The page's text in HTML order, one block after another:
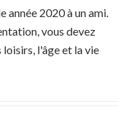
année 2020 à un ami.
vous devez
l'âge et la vie